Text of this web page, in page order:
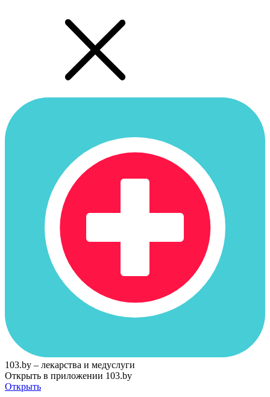
103.by – лекарства и медуслуги
Открыть в приложении 103.by
Открыть